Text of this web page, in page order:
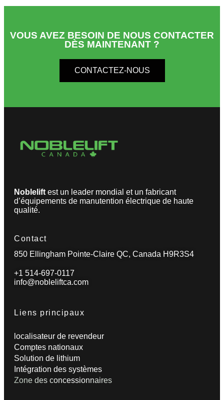
VOUS AVEZ BESOIN DE NOUS CONTACTER
DÈS MAINTENANT ?
CONTACTEZ-NOUS
Noblelift est un leader mondial et un fabricant
d’équipements de manutention électrique de haute
qualité.
Contact
850 Ellingham Pointe-Claire QC, Canada H9R3S4
+1 514-697-0117
info@nobleliftca.com
Liens principaux
localisateur de revendeur
Comptes nationaux
Solution de lithium
Intégration des systèmes
Zone des concessionnaires